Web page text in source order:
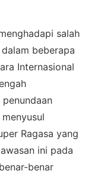
salah
beberapa
Internasional
Ragasa yang
ini pada
benar